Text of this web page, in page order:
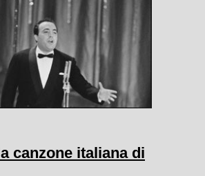
canzone italiana di